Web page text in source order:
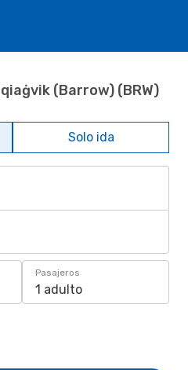
(Barrow) (BRW)
Solo ida
Pasajeros
1 adulto